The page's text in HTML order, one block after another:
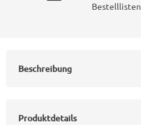
Bestelllisten
Beschreibung
Produktdetails